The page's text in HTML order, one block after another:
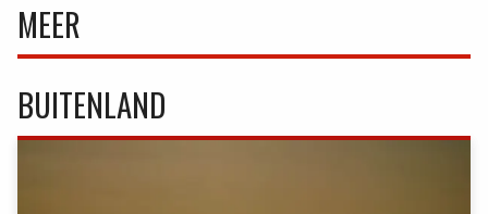
MEER
BUITENLAND